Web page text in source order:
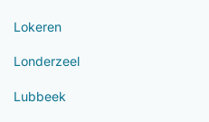
Lokeren
Londerzeel
Lubbeek